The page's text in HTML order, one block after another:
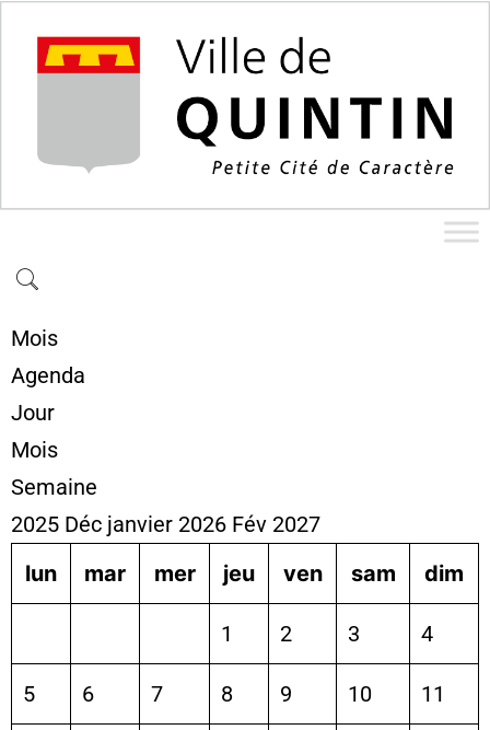
Mois
Agenda
Jour
Mois
Semaine
2025 Déc janvier 2026 Fév 2027
lun
mar mer jeu ven sam dim
1 2 3 4
5 6 7 8 9 10 11